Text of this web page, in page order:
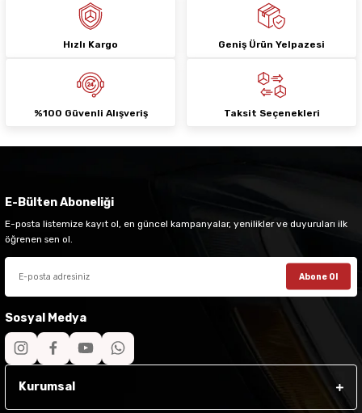
Hızlı Kargo Geniş Ürün Yelpazesi
%100 Güvenli Alışveriş Taksit Seçenekleri
E-Bülten Aboneliği
E-posta listemize kayıt ol, en güncel kampanyalar, yenilikler ve duyuruları ilk
öğrenen sen ol.
Abone Ol
Sosyal Medya
Kurumsal